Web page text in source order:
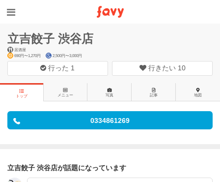
立吉餃子 渋谷店
居酒屋
690円〜1,270円
2,500円〜3,000円
行った 1 行きたい 10
トップ メニュー 写真 記事 地図
0334861269
立吉餃子 渋谷店が話題になっています